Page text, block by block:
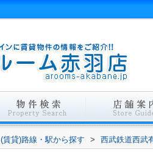
(賃貸)路線・駅から探す > 西武鉄道西武